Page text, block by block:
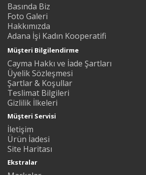
Basında Biz
Foto Galeri
Hakkımızda
Adana İşi Kadın Kooperatifi
Müşteri Bilgilendirme
Cayma Hakkı ve İade Şartları
Üyelik Sözleşmesi
Şartlar & Koşullar
Teslimat Bilgileri
Gizlilik İlkeleri
Müşteri Servisi
İletişim
Ürün İadesi
Site Haritası
Ekstralar